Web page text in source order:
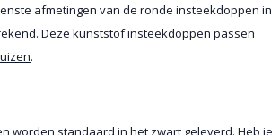
afmetingen van de ronde insteekdoppen in
Deze kunststof insteekdoppen passen
.
worden standaard in het zwart geleverd. Heb je